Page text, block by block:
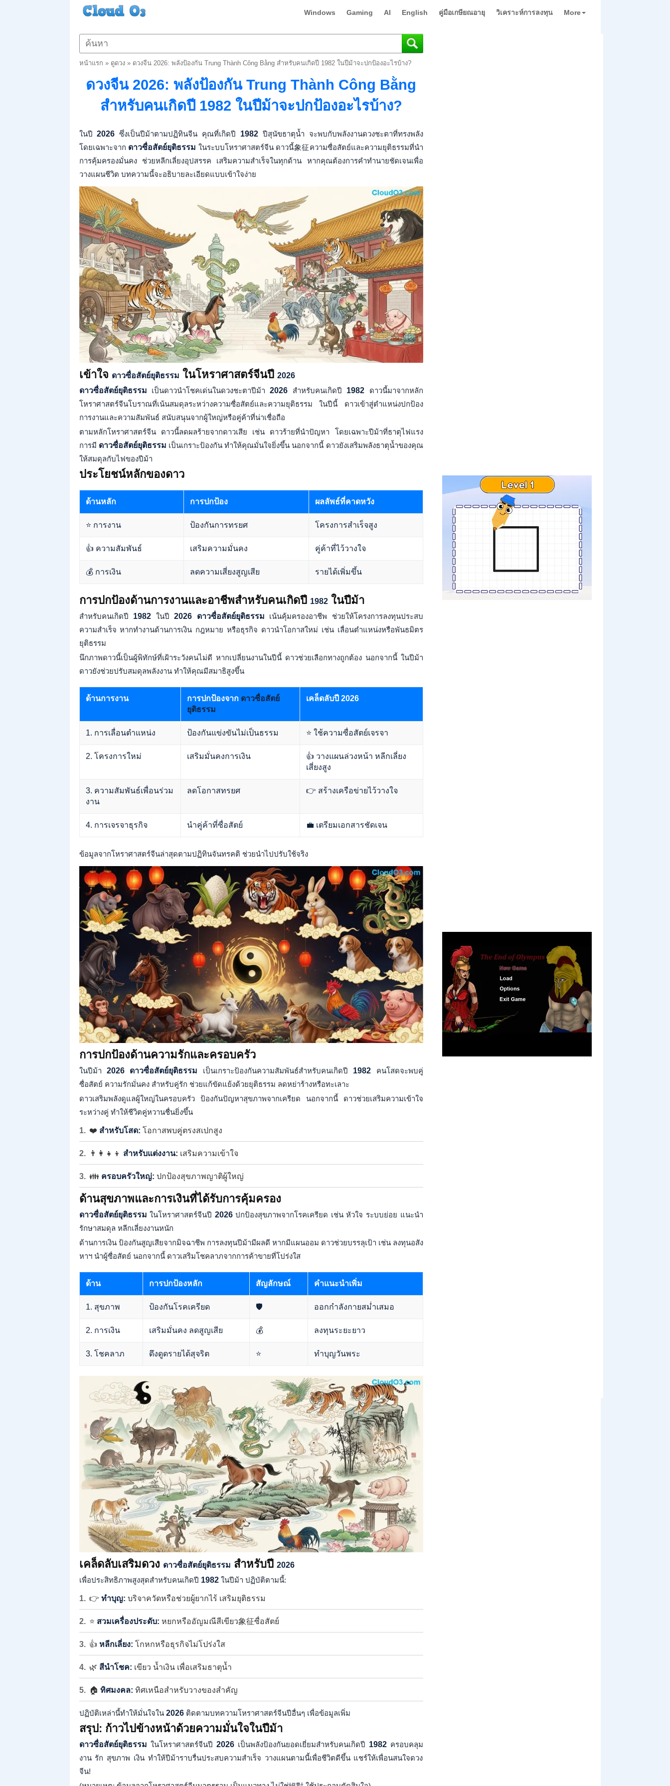
Windows Gaming AI English คู่มือเกษียณอายุ วิเคราะห์การลงทุน More
หน้าแรก » ดูดวง» ดวงจีน 2026: พลังป้องกัน Trung Thành Công Bằng สำหรับคนเกิดปี 1982 ในปีม้าจะปกป้องอะไรบ้าง?
ดวงจีน 2026: พลังป้องกัน Trung Thành Công Bằng
สำหรับคนเกิดปี 1982 ในปีม้าจะปกป้องอะไรบ้าง?
ในปี2026 ซึ่งเป็นปีม้าตามปฏิทินจีน คุณที่เกิดปี 1982ปีสุนัขธาตุน้ำ จะพบกับพลังงานดวงชะตาที่ทรงพลัง
โดยเฉพาะจาก ดาวซื่อสัตย์ยุติธรรม ในระบบโหราศาสตร์จีน ดาวนี้象征ความซื่อสัตย์และความยุติธรรมที่นำ
การคุ้มครองมั่นคง ช่วยหลีกเลี่ยงอุปสรรค เสริมความสำเร็จในทุกด้าน หากคุณต้องการคำทำนายชัดเจนเพื่อ
วางแผนชีวิต บทความนี้จะอธิบายละเอียดแบบเข้าใจง่าย
เข้าใจ ดาวซื่อสัตย์ยุติธรรม ในโหราศาสตร์จีนปี 2026
ดาวซื่อสัตย์ยุติธรรม เป็นดาวนำโชคเด่นในดวงชะตาปีม้า2026 สำหรับคนเกิดปี 1982 ดาวนี้มาจากหลัก
โหราศาสตร์จีนโบราณที่เน้นสมดุลระหว่างความซื่อสัตย์และความยุติธรรม ในปีนี้ ดาวเข้าสู่ตำแหน่งปกป้อง
การงานและความสัมพันธ์ สนับสนุนจากผู้ใหญ่หรือคู่ค้าที่น่าเชื่อถือ
ตามหลักโหราศาสตร์จีน ดาวนี้ลดผลร้ายจากดาวเสีย เช่น ดาวร้ายที่นำปัญหา โดยเฉพาะปีม้าที่ธาตุไฟแรง
การมี ดาวซื่อสัตย์ยุติธรรม เป็นเกราะป้องกัน ทำให้คุณมั่นใจยิ่งขึ้น นอกจากนี้ ดาวยังเสริมพลังธาตุน้ำของคุณ
ให้สมดุลกับไฟของปีม้า
ประโยชน์หลักของดาว
ด้านหลัก การปกป้อง ผลลัพธ์ที่คาดหวัง
⭐ การงาน ป้องกันการทรยศ โครงการสำเร็จสูง
👍 ความสัมพันธ์ เสริมความมั่นคง คู่ค้าที่ไว้วางใจ
💰 การเงิน ลดความเสี่ยงสูญเสีย รายได้เพิ่มขึ้น
การปกป้องด้านการงานและอาชีพสำหรับคนเกิดปี 1982ในปีม้า
สำหรับคนเกิดปี 1982 ในปี 2026 ดาวซื่อสัตย์ยุติธรรม เน้นคุ้มครองอาชีพ ช่วยให้โครงการลงทุนประสบ
ความสำเร็จ หากทำงานด้านการเงิน กฎหมาย หรือธุรกิจ ดาวนำโอกาสใหม่ เช่น เลื่อนตำแหน่งหรือพันธมิตร
ยุติธรรม
นึกภาพดาวนี้เป็นผู้พิทักษ์ที่เฝ้าระวังคนไม่ดี หากเปลี่ยนงานในปีนี้ ดาวช่วยเลือกทางถูกต้อง นอกจากนี้ ในปีม้า
ดาวยังช่วยปรับสมดุลพลังงาน ทำให้คุณมีสมาธิสูงขึ้น
ด้านการงาน การปกป้องจาก ดาวซื่อสัตย์
ยุติธรรม
เคล็ดลับปี 2026
1. การเลื่อนตำแหน่ง ป้องกันแข่งขันไม่เป็นธรรม ⭐ ใช้ความซื่อสัตย์เจรจา
2. โครงการใหม่ เสริมมั่นคงการเงิน
👍 วางแผนล่วงหน้า หลีกเลี่ยง
เสี่ยงสูง
3. ความสัมพันธ์เพื่อนร่วม
งาน
ลดโอกาสทรยศ 👉 สร้างเครือข่ายไว้วางใจ
4. การเจรจาธุรกิจ นำคู่ค้าที่ซื่อสัตย์ 💼 เตรียมเอกสารชัดเจน
ข้อมูลจากโหราศาสตร์จีนล่าสุดตามปฏิทินจันทรคติ ช่วยนำไปปรับใช้จริง
การปกป้องด้านความรักและครอบครัว
ในปีม้า 2026 ดาวซื่อสัตย์ยุติธรรม เป็นเกราะป้องกันความสัมพันธ์สำหรับคนเกิดปี 1982 คนโสดจะพบคู่
ซื่อสัตย์ ความรักมั่นคง สำหรับคู่รัก ช่วยแก้ขัดแย้งด้วยยุติธรรม ลดหย่าร้างหรือทะเลาะ
ดาวเสริมพลังดูแลผู้ใหญ่ในครอบครัว ป้องกันปัญหาสุขภาพจากเครียด นอกจากนี้ ดาวช่วยเสริมความเข้าใจ
ระหว่างคู่ ทำให้ชีวิตคู่หวานชื่นยิ่งขึ้น
❤️ สำหรับโสด: โอกาสพบคู่ตรงสเปกสูง
👨‍👩‍👧‍👦 สำหรับแต่งงาน: เสริมความเข้าใจ
👪 ครอบครัวใหญ่: ปกป้องสุขภาพญาติผู้ใหญ่
ด้านสุขภาพและการเงินที่ได้รับการคุ้มครอง
ดาวซื่อสัตย์ยุติธรรม ในโหราศาสตร์จีนปี 2026ปกป้องสุขภาพจากโรคเครียด เช่น หัวใจ ระบบย่อย แนะนำ
รักษาสมดุล หลีกเลี่ยงงานหนัก
ด้านการเงิน ป้องกันสูญเสียจากมิจฉาชีพ การลงทุนปีม้ามีผลดี หากมีแผนออม ดาวช่วยบรรลุเป้า เช่น ลงทุนอสัง
หาฯ นำผู้ซื่อสัตย์ นอกจากนี้ ดาวเสริมโชคลาภจากการค้าขายที่โปร่งใส
ด้าน การปกป้องหลัก สัญลักษณ์ คำแนะนำเพิ่ม
1. สุขภาพ ป้องกันโรคเครียด 🛡️ ออกกำลังกายสม่ำเสมอ
2. การเงิน เสริมมั่นคง ลดสูญเสีย 💰 ลงทุนระยะยาว
3. โชคลาภ ดึงดูดรายได้สุจริต ⭐ ทำบุญวันพระ
เคล็ดลับเสริมดวง ดาวซื่อสัตย์ยุติธรรม สำหรับปี 2026
เพื่อประสิทธิภาพสูงสุดสำหรับคนเกิดปี 1982ในปีม้า ปฏิบัติตามนี้:
👉 ทำบุญ: บริจาควัดหรือช่วยผู้ยากไร้ เสริมยุติธรรม
⭐ สวมเครื่องประดับ: หยกหรืออัญมณีสีเขียว象征ซื่อสัตย์
👍 หลีกเลี่ยง: โกหกหรือธุรกิจไม่โปร่งใส
🌿 สีนำโชค: เขียว น้ำเงิน เพื่อเสริมธาตุน้ำ
🏠 ทิศมงคล: ทิศเหนือสำหรับวางของสำคัญ
ปฏิบัติเหล่านี้ทำให้มั่นใจใน 2026ติดตามบทความโหราศาสตร์จีนปีอื่นๆ เพื่อข้อมูลเพิ่ม
สรุป: ก้าวไปข้างหน้าด้วยความมั่นใจในปีม้า
ดาวซื่อสัตย์ยุติธรรม ในโหราศาสตร์จีนปี 2026เป็นพลังป้องกันยอดเยี่ยมสำหรับคนเกิดปี 1982ครอบคลุม
งาน รัก สุขภาพ เงิน ทำให้ปีม้าราบรื่นประสบความสำเร็จ วางแผนตามนี้เพื่อชีวิตดีขึ้น แชร์ให้เพื่อนสนใจดวง
จีน!